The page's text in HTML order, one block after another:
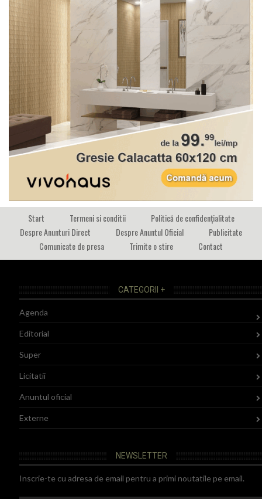
Start Termeni si conditii
Politică de confidențialitate
Despre Anunturi Direct
Despre Anuntul Oficial
Publicitate
Comunicate de presa
Trimite o stire Contact
CATEGORII +
Agenda
Editorial
Super
Licitatii
Anuntul oficial
Externe
NEWSLETTER
Inscrie-te cu adresa de email pentru a primi noutatile pe email.